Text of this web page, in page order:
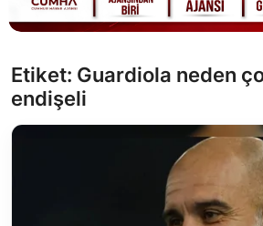
Bakanlıklar
Siyasi Partiler
Etiket: Guardiola neden
endişeli